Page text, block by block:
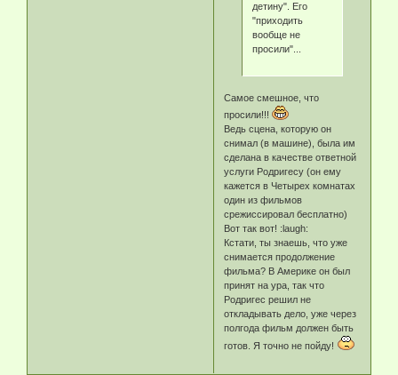
детину". Его
"приходить
вообще не
просили"...
Самое смешное, что
просили!!!
Ведь сцена, которую он
снимал (в машине), была им
сделана в качестве ответной
услуги Родригесу (он ему
кажется в Четырех комнатах
один из фильмов
срежиссировал бесплатно)
Вот так вот! :laugh:
Кстати, ты знаешь, что уже
снимается продолжение
фильма? В Америке он был
принят на ура, так что
Родригес решил не
откладывать дело, уже через
полгода фильм должен быть
готов. Я точно не пойду!